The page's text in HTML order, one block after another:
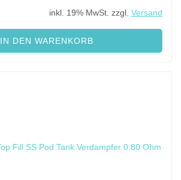
inkl. 19% MwSt. zzgl. Versand
IN DEN WARENKORB